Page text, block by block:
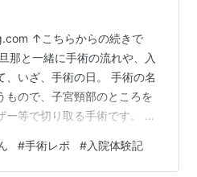
↑こちらからの続きで
那と一緒に手術の流れや、入
、いざ、手術の日。 手術の名
もので、子宮頸部のところを
ー等で切り取る手術です。 詳
12時までは水は飲んでもオ
た総合病院はまだコロナの警
#手術レポ #入院体験記